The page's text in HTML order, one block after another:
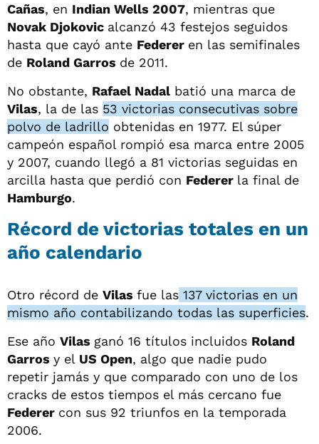
Cañas, en Indian Wells 2007, mientras que
Novak Djokovic alcanzó 43 festejos seguidos
hasta que cayó ante Federer en las semifinales
de Roland Garros de 2011.
No obstante, Rafael Nadal batió una marca de
Vilas, la de las 53 victorias consecutivas sobre
polvo de ladrillo obtenidas en 1977. El súper
campeón español rompió esa marca entre 2005
y 2007, cuando llegó a 81 victorias seguidas en
arcilla hasta que perdió con Federer la final de
Hamburgo.
Récord de victorias totales en un
año calendario
Otro récord de Vilas fue las 137 victorias en un
mismo año contabilizando todas las superficies.
Ese año Vilas ganó 16 títulos incluidos Roland
Garros y el US Open, algo que nadie pudo
repetir jamás y que comparado con uno de los
cracks de estos tiempos el más cercano fue
Federer con sus 92 triunfos en la temporada
2006.